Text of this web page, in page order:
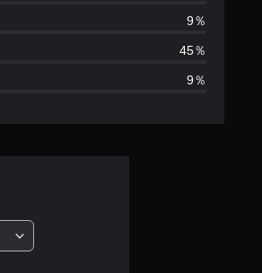
は
1
1
、
9％
45％
9％